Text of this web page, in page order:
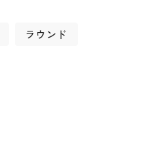
ラウンド